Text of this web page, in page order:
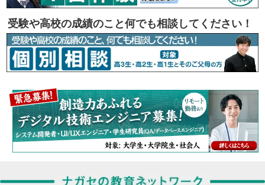
受験や高校の成績のこと何でも相談してください！